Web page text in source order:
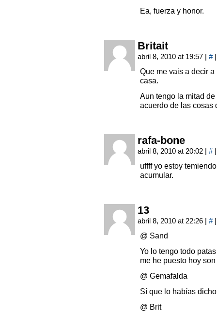
Ea, fuerza y honor.
Britait
abril 8, 2010 at 19:57 | # |
Que me vais a decir
casa.
Aun tengo la mitad
acuerdo de las cosas
rafa-bone
abril 8, 2010 at 20:02 | # |
uffff yo estoy
acumular.
13
abril 8, 2010 at 22:26 | # |
@ Sand
Yo lo tengo todo
me he puesto hoy
@ Gemafalda
Sí que lo habías
@ Brit